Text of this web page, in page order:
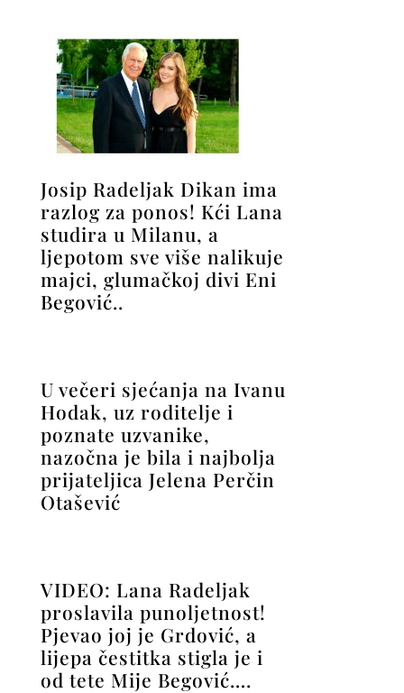
Josip Radeljak Dikan ima
razlog za ponos! Kći Lana
studira u Milanu, a
ljepotom sve više nalikuje
majci, glumačkoj divi Eni
Begović..
U večeri sjećanja na Ivanu
Hodak, uz roditelje i
poznate uzvanike,
nazočna je bila i najbolja
prijateljica Jelena Perčin
Otašević
VIDEO: Lana Radeljak
proslavila punoljetnost!
Pjevao joj je Grdović, a
lijepa čestitka stigla je i
od tete Mije Begović….